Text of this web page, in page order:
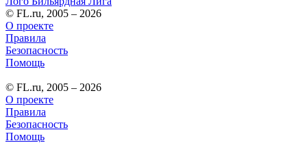
© FL.ru, 2005 – 2026
О проекте
Правила
Безопасность
Помощь
© FL.ru, 2005 – 2026
О проекте
Правила
Безопасность
Помощь